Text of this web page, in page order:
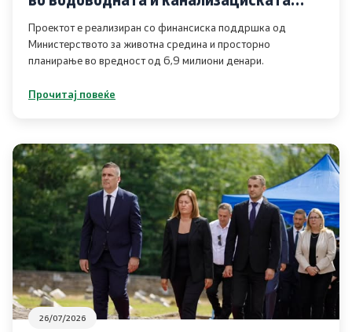
Програми
Планови
Регистри
Листа согласно закон за квалитет на воздух
Информации
Национални извештаи
Меѓународни извештаи
е-Портали
инфраструктура во Чаир
Проектот е реализиран со финансиска поддршка од
Министерството за животна средина и просторно
планирање во вредност од 6,9 милиони денари.
Прочитај повеќе
26/07/2026